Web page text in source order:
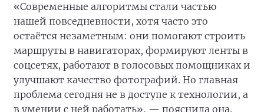
«Современные алгоритмы стали частью
нашей повседневности, хотя часто это
остаётся незаметным: они помогают строить
маршруты в навигаторах, формируют ленты в
соцсетях, работают в голосовых помощниках и
улучшают качество фотографий. Но главная
проблема сегодня не в доступе к технологии, а
в умении с ней работать», — пояснила она.